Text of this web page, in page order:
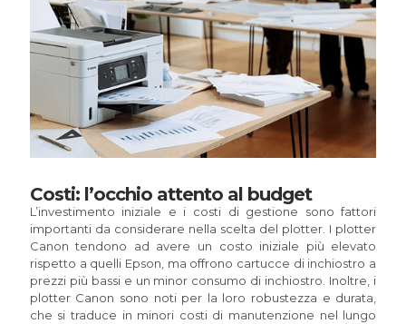
Costi: l’occhio attento al budget
L’investimento iniziale e i costi di gestione sono fattori
importanti da considerare nella scelta del plotter. I plotter
Canon tendono ad avere un costo iniziale più elevato
rispetto a quelli Epson, ma offrono cartucce di inchiostro a
prezzi più bassi e un minor consumo di inchiostro. Inoltre, i
plotter Canon sono noti per la loro robustezza e durata,
che si traduce in minori costi di manutenzione nel lungo